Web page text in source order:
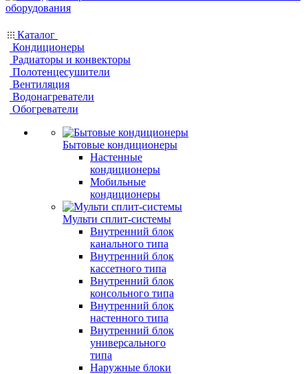
Каталог
Кондиционеры
Радиаторы и конвекторы
Полотенцесушители
Вентиляция
Водонагреватели
Обогреватели
Бытовые кондиционеры
Настенные
кондиционеры
Мобильные
кондиционеры
Мульти сплит-системы
Внутренний блок
канального типа
Внутренний блок
кассетного типа
Внутренний блок
консольного типа
Внутренний блок
настенного типа
Внутренний блок
универсального
типа
Наружные блоки